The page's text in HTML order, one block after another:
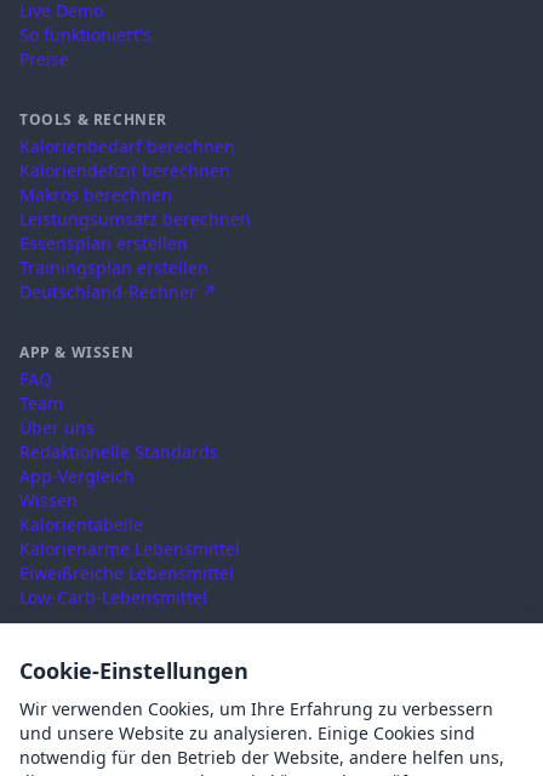
Live Demo
So funktioniert's
Preise
TOOLS & RECHNER
Kalorienbedarf berechnen
Kaloriendefizit berechnen
Makros berechnen
Leistungsumsatz berechnen
Essensplan erstellen
Trainingsplan erstellen
Deutschland-Rechner ↗
APP & WISSEN
FAQ
Team
Über uns
Redaktionelle Standards
App-Vergleich
Wissen
Kalorientabelle
Kalorienarme Lebensmittel
Eiweißreiche Lebensmittel
Low-Carb-Lebensmittel
RECHTLICHES
Nutzungsbedingungen
Datenschutz
Impressum
AGB
Cookie-Einstellungen
Wir verwenden Cookies, um Ihre Erfahrung zu verbessern
und unsere Website zu analysieren. Einige Cookies sind
notwendig für den Betrieb der Website, andere helfen uns,